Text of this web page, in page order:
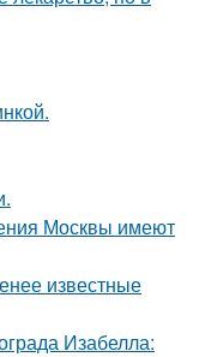
Москвы имеют
известные
Изабелла: